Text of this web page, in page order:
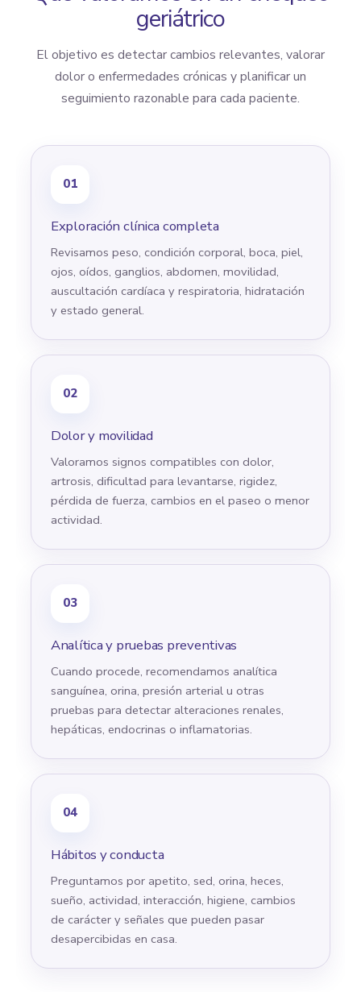
geriátrico
El objetivo es detectar cambios relevantes, valorar
dolor o enfermedades crónicas y planificar un
seguimiento razonable para cada paciente.
01
Exploración clínica completa
Revisamos peso, condición corporal, boca, piel,
ojos, oídos, ganglios, abdomen, movilidad,
auscultación cardíaca y respiratoria, hidratación
y estado general.
02
Dolor y movilidad
Valoramos signos compatibles con dolor,
artrosis, dificultad para levantarse, rigidez,
pérdida de fuerza, cambios en el paseo o menor
actividad.
03
Analítica y pruebas preventivas
Cuando procede, recomendamos analítica
sanguínea, orina, presión arterial u otras
pruebas para detectar alteraciones renales,
hepáticas, endocrinas o inflamatorias.
04
Hábitos y conducta
Preguntamos por apetito, sed, orina, heces,
sueño, actividad, interacción, higiene, cambios
de carácter y señales que pueden pasar
desapercibidas en casa.